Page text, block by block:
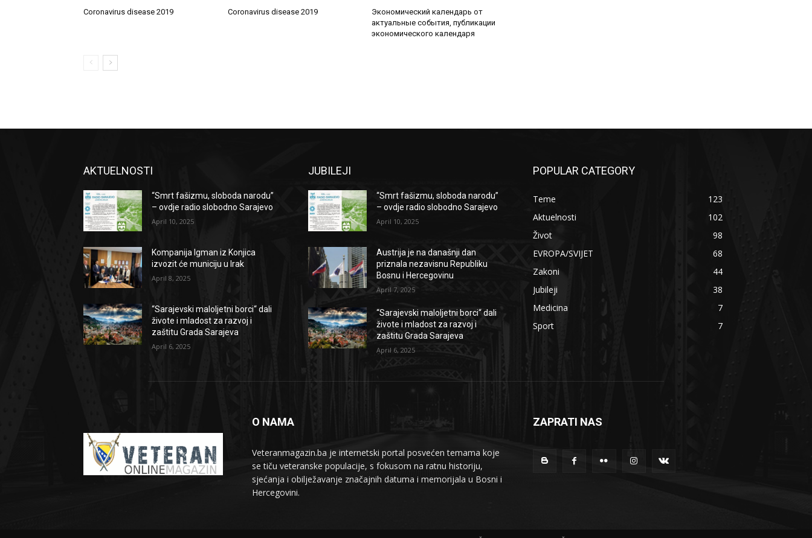
Coronavirus disease 2019 Coronavirus disease 2019
Экономический календарь от
актуальные события, публикации
экономического календаря
AKTUELNOSTI
“Smrt fašizmu, sloboda narodu”
– ovdje radio slobodno Sarajevo
April 10, 2025
Kompanija Igman iz Konjica
izvozit će municiju u Irak
April 8, 2025
“Sarajevski maloljetni borci“ dali
živote i mladost za razvoj i
zaštitu Grada Sarajeva
April 6, 2025
JUBILEJI
“Smrt fašizmu, sloboda narodu”
– ovdje radio slobodno Sarajevo
April 10, 2025
Austrija je na današnji dan
priznala nezavisnu Republiku
Bosnu i Hercegovinu
April 7, 2025
“Sarajevski maloljetni borci“ dali
živote i mladost za razvoj i
zaštitu Grada Sarajeva
April 6, 2025
POPULAR CATEGORY
Teme
123
Aktuelnosti
102
Život
98
EVROPA/SVIJET
68
Zakoni
44
Jubileji
38
Medicina
7
Sport
7
O NAMA
Veteranmagazin.ba je internetski portal posvećen temama koje
se tiču veteranske populacije, s fokusom na ratnu historiju,
sjećanja i obilježavanje značajnih datuma i memorijala u Bosni i
Hercegovini.
ZAPRATI NAS